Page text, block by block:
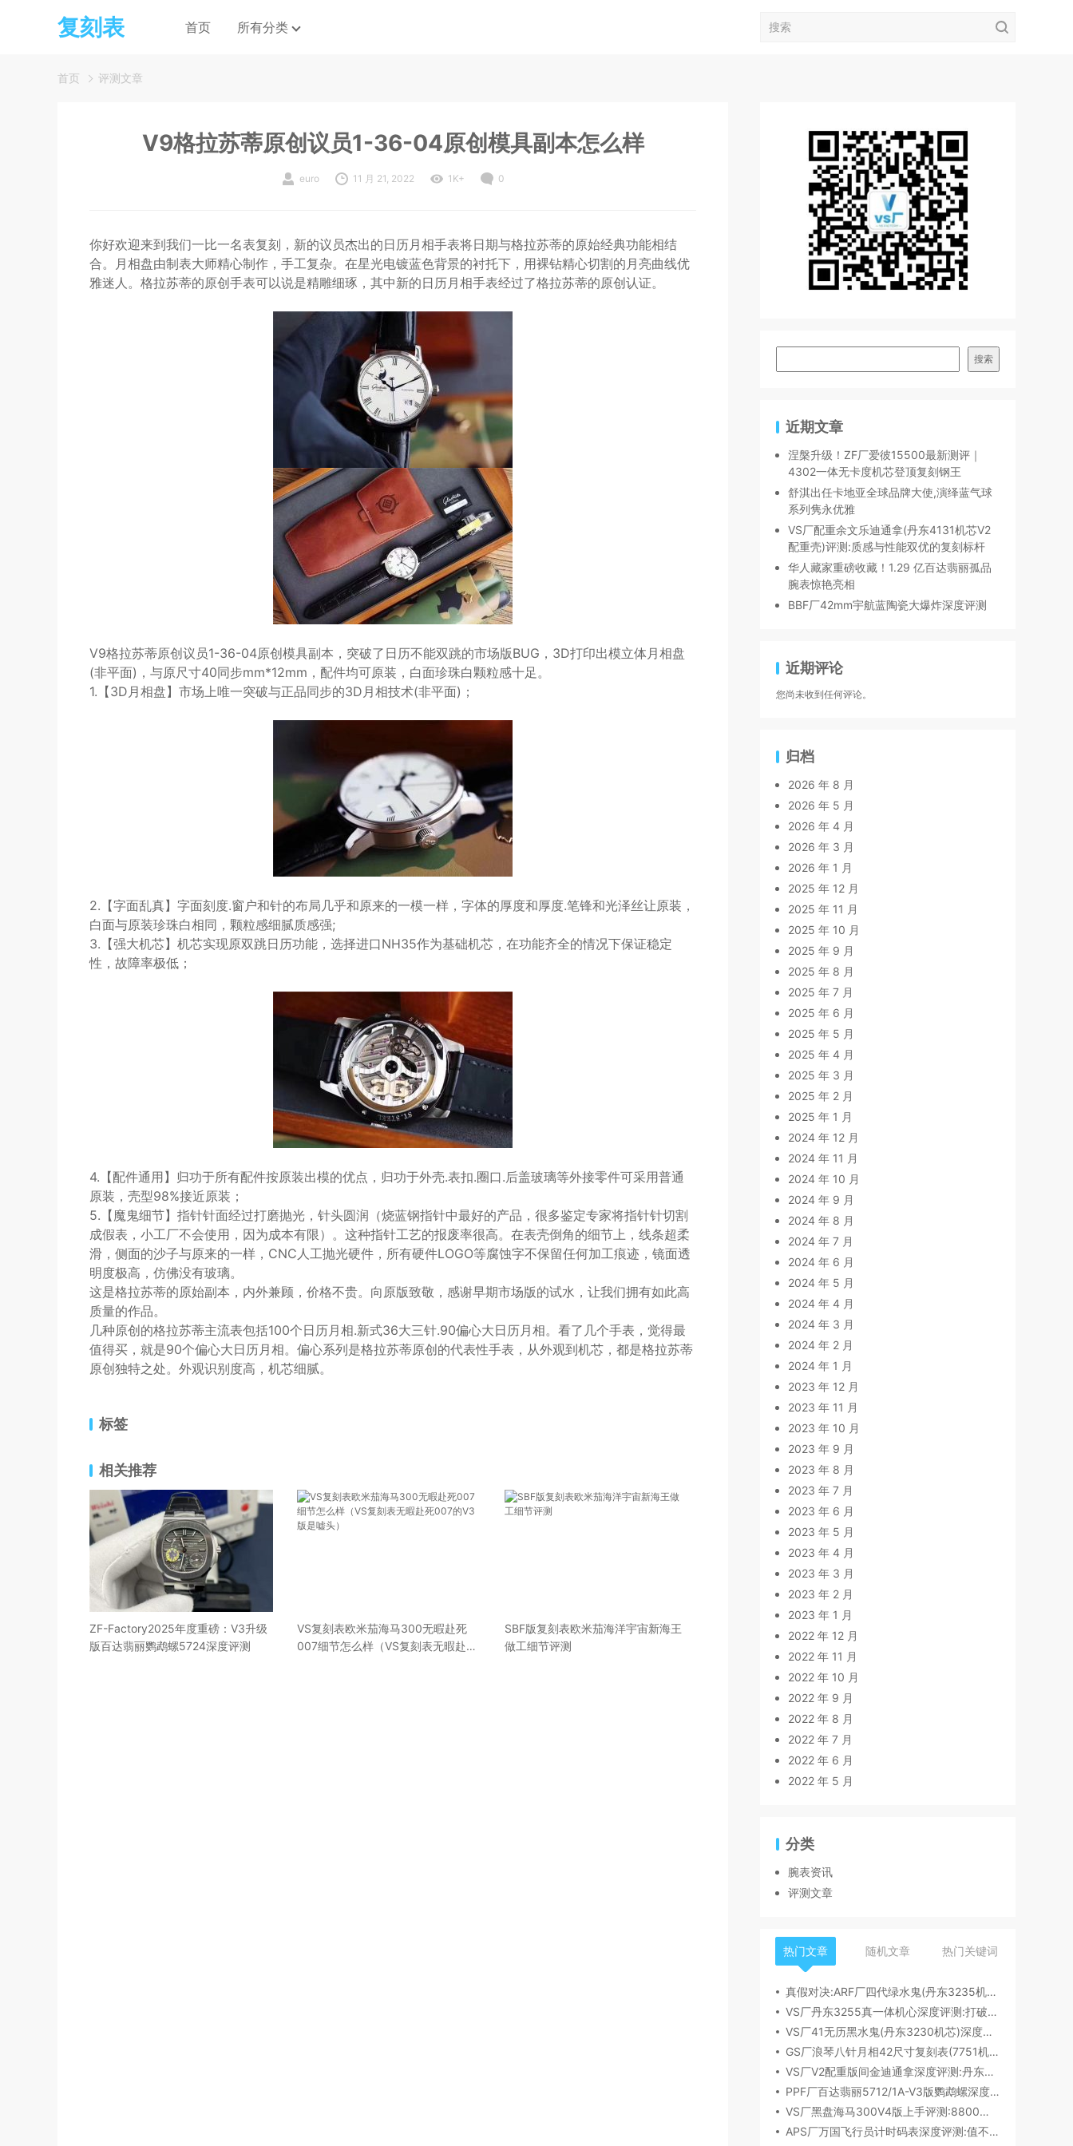
复刻表 首页 所有分类
首页 评测文章
V9格拉苏蒂原创议员1-36-04原创模具副本怎么样
euro 11 月 21, 2022 1K+ 0
你好欢迎来到我们一比一名表复刻，新的议员杰出的日历月相手表将日期与格拉苏蒂的原始经典功能相结
合。月相盘由制表大师精心制作，手工复杂。在星光电镀蓝色背景的衬托下，用裸钻精心切割的月亮曲线优
雅迷人。格拉苏蒂的原创手表可以说是精雕细琢，其中新的日历月相手表经过了格拉苏蒂的原创认证。
V9格拉苏蒂原创议员1-36-04原创模具副本，突破了日历不能双跳的市场版BUG，3D打印出模立体月相盘
(非平面)，与原尺寸40同步mm*12mm，配件均可原装，白面珍珠白颗粒感十足。
1.【3D月相盘】市场上唯一突破与正品同步的3D月相技术(非平面)；
2.【字面乱真】字面刻度.窗户和针的布局几乎和原来的一模一样，字体的厚度和厚度.笔锋和光泽丝让原装，
白面与原装珍珠白相同，颗粒感细腻质感强;
3.【强大机芯】机芯实现原双跳日历功能，选择进口NH35作为基础机芯，在功能齐全的情况下保证稳定
性，故障率极低；
4.【配件通用】归功于所有配件按原装出模的优点，归功于外壳.表扣.圈口.后盖玻璃等外接零件可采用普通
原装，壳型98%接近原装；
5.【魔鬼细节】指针针面经过打磨抛光，针头圆润（烧蓝钢指针中最好的产品，很多鉴定专家将指针针切割
成假表，小工厂不会使用，因为成本有限）。这种指针工艺的报废率很高。在表壳倒角的细节上，线条超柔
滑，侧面的沙子与原来的一样，CNC人工抛光硬件，所有硬件LOGO等腐蚀字不保留任何加工痕迹，镜面透
明度极高，仿佛没有玻璃。
这是格拉苏蒂的原始副本，内外兼顾，价格不贵。向原版致敬，感谢早期市场版的试水，让我们拥有如此高
质量的作品。
几种原创的格拉苏蒂主流表包括100个日历月相.新式36大三针.90偏心大日历月相。看了几个手表，觉得最
值得买，就是90个偏心大日历月相。偏心系列是格拉苏蒂原创的代表性手表，从外观到机芯，都是格拉苏蒂
原创独特之处。外观识别度高，机芯细腻。
标签
相关推荐
ZF-Factory2025年度重磅：V3升级
版百达翡丽鹦鹉螺5724深度评测
VS复刻表欧米茄海马300无暇赴死
007细节怎么样（VS复刻表无暇赴死
SBF版复刻表欧米茄海洋宇宙新海王
做工细节评测
搜索
近期文章
涅槃升级！ZF厂爱彼15500最新测评｜
4302一体无卡度机芯登顶复刻钢王
舒淇出任卡地亚全球品牌大使,演绎蓝气球
系列隽永优雅
VS厂配重余文乐迪通拿(丹东4131机芯V2
配重壳)评测:质感与性能双优的复刻标杆
华人藏家重磅收藏！1.29 亿百达翡丽孤品
腕表惊艳亮相
BBF厂42mm宇航蓝陶瓷大爆炸深度评测
近期评论
您尚未收到任何评论。
归档
2026 年 8 月
2026 年 5 月
2026 年 4 月
2026 年 3 月
2026 年 1 月
2025 年 12 月
2025 年 11 月
2025 年 10 月
2025 年 9 月
2025 年 8 月
2025 年 7 月
2025 年 6 月
2025 年 5 月
2025 年 4 月
2025 年 3 月
2025 年 2 月
2025 年 1 月
2024 年 12 月
2024 年 11 月
2024 年 10 月
2024 年 9 月
2024 年 8 月
2024 年 7 月
2024 年 6 月
2024 年 5 月
2024 年 4 月
2024 年 3 月
2024 年 2 月
2024 年 1 月
2023 年 12 月
2023 年 11 月
2023 年 10 月
2023 年 9 月
2023 年 8 月
2023 年 7 月
2023 年 6 月
2023 年 5 月
2023 年 4 月
2023 年 3 月
2023 年 2 月
2023 年 1 月
2022 年 12 月
2022 年 11 月
2022 年 10 月
2022 年 9 月
2022 年 8 月
2022 年 7 月
2022 年 6 月
2022 年 5 月
分类
腕表资讯
评测文章
热门文章 随机文章 热门关键词
真假对决:ARF厂四代绿水鬼(丹东3235机芯)深度评测
VS厂丹东3255真一体机心深度评测:打破市场乱象,重塑复刻机芯新标杆​
VS厂41无历黑水鬼(丹东3230机芯)深度评测:性能与破绽全解析
GS厂浪琴八针月相42尺寸复刻表(7751机芯)细节全析
VS厂V2配重版间金迪通拿深度评测:丹东4131机芯加持下的165克精密之作​
PPF厂百达翡丽5712/1A-V3版鹦鹉螺深度评测:细节升级直击正品
VS厂黑盘海马300V4版上手评测:8800一体机芯加持,复刻天花板实至名归?
APS厂万国飞行员计时码表深度评测:值不值得入手？